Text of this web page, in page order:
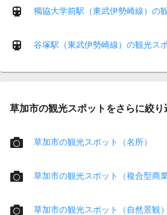
獨協大学前駅（東武伊勢崎線）の
谷塚駅（東武伊勢崎線）の観光ス
草加市の観光スポットをさらに絞り
草加市の観光スポット（名所）
草加市の観光スポット（複合型商業
草加市の観光スポット（自然景観）